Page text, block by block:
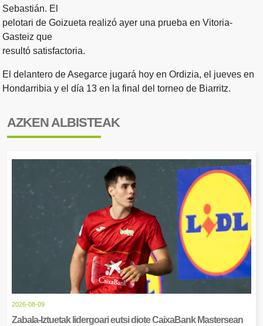
Sebastián. El
pelotari de Goizueta realizó ayer una prueba en Vitoria-
Gasteiz que
resultó satisfactoria.
El delantero de Asegarce jugará hoy en Ordizia, el jueves en
Hondarribia y el día 13 en la final del torneo de Biarritz.
AZKEN ALBISTEAK
2026-08-09
Zabala-Iztuetak lidergoari eutsi diote CaixaBank Mastersean